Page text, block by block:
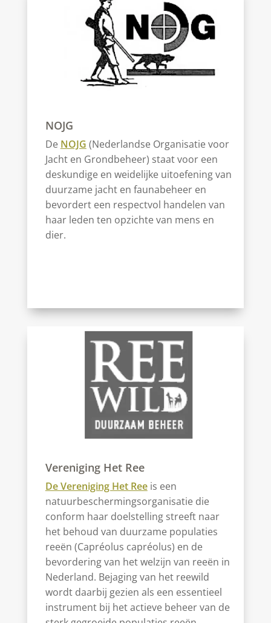
NOJG
De NOJG (Nederlandse Organisatie voor
Jacht en Grondbeheer) staat voor een
deskundige en weidelijke uitoefening van
duurzame jacht en faunabeheer en
bevordert een respectvol handelen van
haar leden ten opzichte van mens en
dier.
Vereniging Het Ree
De Vereniging Het Reeis een
natuurbeschermingsorganisatie die
conform haar doelstelling streeft naar
het behoud van duurzame populaties
reeën (Capréolus capréolus) en de
bevordering van het welzijn van reeën in
Nederland. Bejaging van het reewild
wordt daarbij gezien als een essentieel
instrument bij het actieve beheer van de